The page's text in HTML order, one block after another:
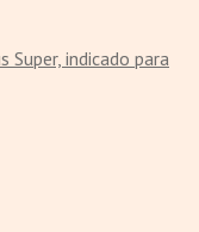
Super, indicado para